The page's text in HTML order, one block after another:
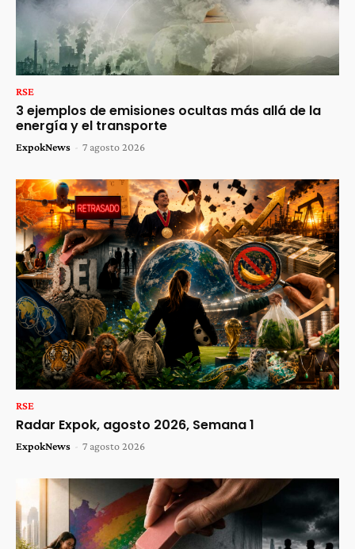
RSE
3 ejemplos de emisiones ocultas más allá de la
energía y el transporte
ExpokNews - 7 agosto 2026
RSE
Radar Expok, agosto 2026, Semana 1
ExpokNews - 7 agosto 2026